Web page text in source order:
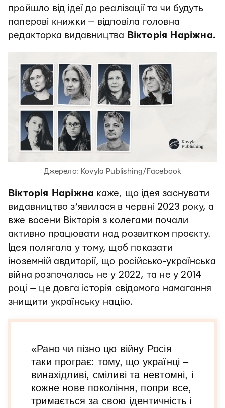
пройшло від ідеї до реалізації та чи будуть
паперові книжки — відповіла головна
редакторка видавництва Вікторія Наріжна.
Джерело: Kovyla Publishing/Facebook
Вікторія Наріжна каже, що ідея заснувати
видавництво з’явилася в червні 2023 року, а
вже восени Вікторія з колегами почали
активно працювати над розвитком проєкту.
Ідея полягала у тому, щоб показати
іноземній авдиторії, що російсько-українська
війна розпочалась не у 2022, та не у 2014
році — це довга історія свідомого намагання
знищити українську націю.
«Рано чи пізно цю війну Росія
таки програє: тому, що українці –
винахідливі, сміливі та невтомні, і
кожне нове покоління, попри все,
тримається за свою ідентичність і